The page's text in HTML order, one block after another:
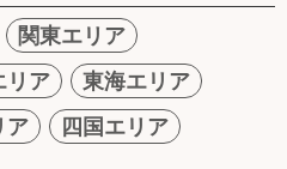
関東エリア
リア
東海エリア
ア
四国エリア